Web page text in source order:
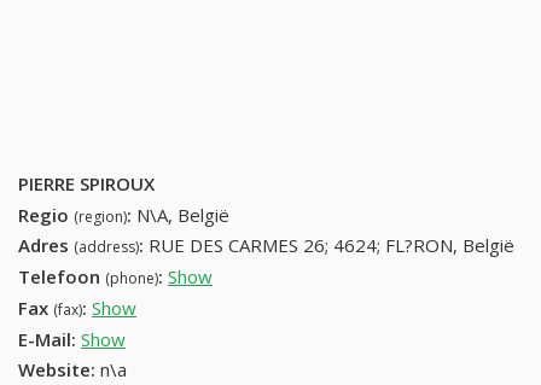
PIERRE SPIROUX
Regio (region): N\A, België
Adres (address): RUE DES CARMES 26; 4624; FL?RON, België
Telefoon (phone): Show
Fax (fax): Show
E-Mail: Show
Website: n\a